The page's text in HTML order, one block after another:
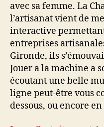
avec sa femme. La
l’artisanat vient de
interactive
entreprises
Gironde, ils
Jouer a la machine a
écoutant une belle
ligne peut-être vous
dessous, ou encore